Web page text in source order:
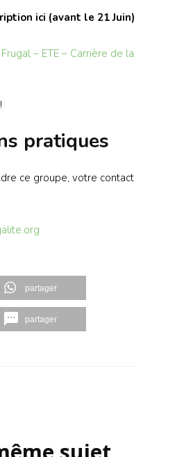
ici (avant le 21 Juin)
– ETE – Carrière de la
pratiques
ce groupe, votre contact
partager
partager